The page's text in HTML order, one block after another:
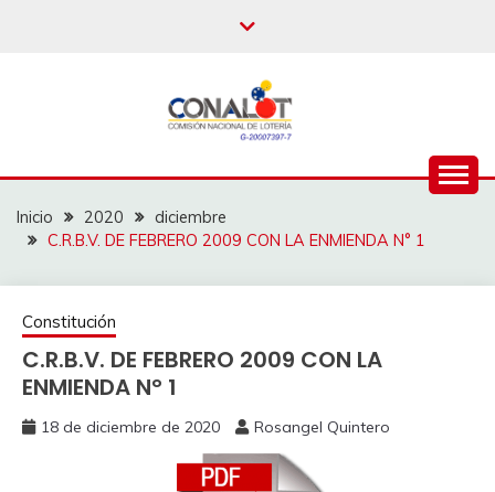
Inicio 2020
diciembre
C.R.B.V. DE FEBRERO 2009 CON LA ENMIENDA N° 1
Constitución
C.R.B.V. DE FEBRERO 2009 CON LA
ENMIENDA N° 1
18 de diciembre de 2020 Rosangel Quintero